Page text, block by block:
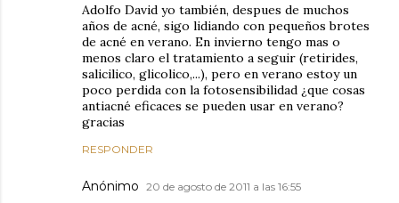
Adolfo David yo también, despues de muchos
años de acné, sigo lidiando con pequeños brotes
de acné en verano. En invierno tengo mas o
menos claro el tratamiento a seguir (retirides,
salicilico, glicolico,...), pero en verano estoy un
poco perdida con la fotosensibilidad ¿que cosas
antiacné eficaces se pueden usar en verano?
gracias
RESPONDER
Anónimo 20 de agosto de 2011 a las 16:55